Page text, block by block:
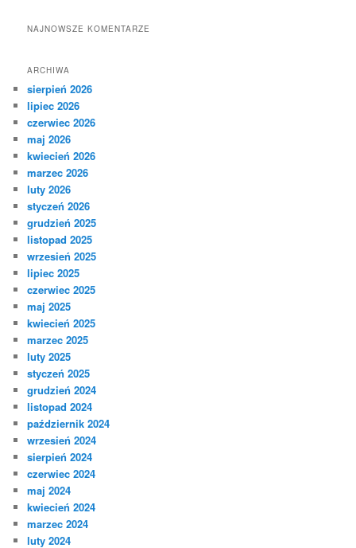
NAJNOWSZE KOMENTARZE
ARCHIWA
sierpień 2026
lipiec 2026
czerwiec 2026
maj 2026
kwiecień 2026
marzec 2026
luty 2026
styczeń 2026
grudzień 2025
listopad 2025
wrzesień 2025
lipiec 2025
czerwiec 2025
maj 2025
kwiecień 2025
marzec 2025
luty 2025
styczeń 2025
grudzień 2024
listopad 2024
październik 2024
wrzesień 2024
sierpień 2024
czerwiec 2024
maj 2024
kwiecień 2024
marzec 2024
luty 2024